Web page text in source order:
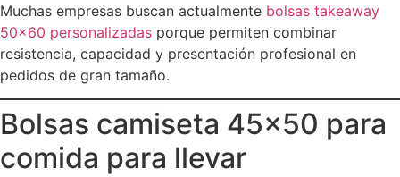
Muchas empresas buscan actualmente bolsas takeaway
50×60 personalizadas porque permiten combinar
resistencia, capacidad y presentación profesional en
pedidos de gran tamaño.
Bolsas camiseta 45×50 para
comida para llevar